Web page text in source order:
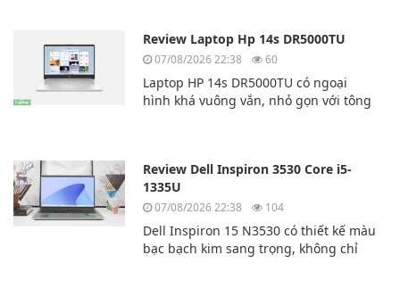
Review Laptop Hp 14s DR5000TU
07/08/2026 22:38 60
Laptop HP 14s DR5000TU có ngoại
hình khá vuông vắn, nhỏ gọn với tông
nhựa cao cấp.
Review Dell Inspiron 3530 Core i5-
1335U
07/08/2026 22:38 104
Dell Inspiron 15 N3530 có thiết kế màu
bạc bạch kim sang trọng, không chỉ